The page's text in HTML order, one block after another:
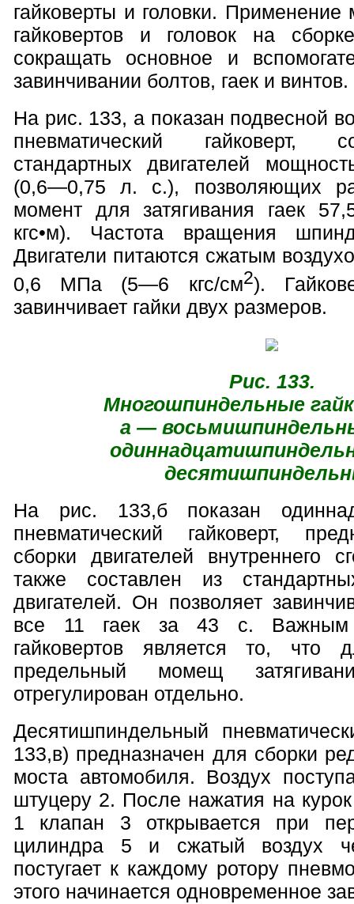
гайковерты и головки.
гайковертов и головок на
сокращать основное и
завинчивании болтов, гаек и винтов.
На рис. 133, а показан подвесной
пневматический гайковерт,
стандартных двигателей
(0,6—0,75 л. с.), позволяющих
момент для затягивания гаек
кгс•м). Частота вращения
Двигатели питаются сжатым
0,6 МПа (5—6 кгс/см2).
завинчивает гайки двух размеров.
Рис. 133.
Многошпиндельные
а —
На рис. 133,б показан
пневматический гайковерт,
сборки двигателей внутреннего
также составлен из
двигателей. Он позволяет
все 11 гаек за 43 с. Важным
гайковертов является то, что
предельный момещ
отрегулирован отдельно.
Десятишпиндельный
133,в) предназначен для сборки
моста автомобиля. Воздух
штуцеру 2. После нажатия на курок
1 клапан 3 открывается при
цилиндра 5 и сжатый воздух
постугает к каждому ротору
этого начинается одновременное